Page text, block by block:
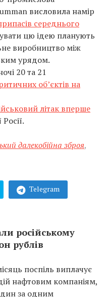
висловила намір
середнього
цю ідею планують
виробництво між
урядом.
20 та 21
об’єктів на
літак вперше
далекобійна зброя,
Telegram
російському
рублів
поспіль виплачує
нафтовим компаніям,
за одним